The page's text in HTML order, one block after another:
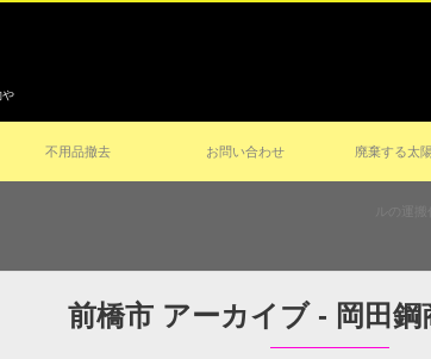
や
不用品撤去 お問い合わせ 廃棄する太
前橋市 アーカイブ - 岡田